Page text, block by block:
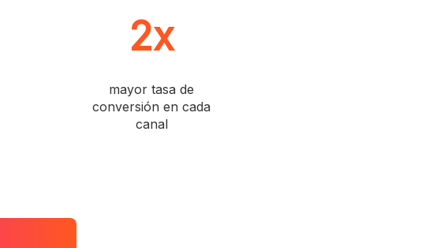
2x
mayor tasa de
conversión en cada
canal